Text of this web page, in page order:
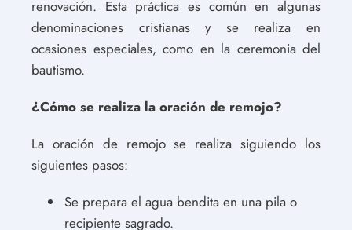
renovación. Esta práctica es común en algunas
denominaciones cristianas y se realiza en
ocasiones especiales, como en la ceremonia del
bautismo.
¿Cómo se realiza la oración de remojo?
La oración de remojo se realiza siguiendo los
siguientes pasos:
Se prepara el agua bendita en una pila o
recipiente sagrado.